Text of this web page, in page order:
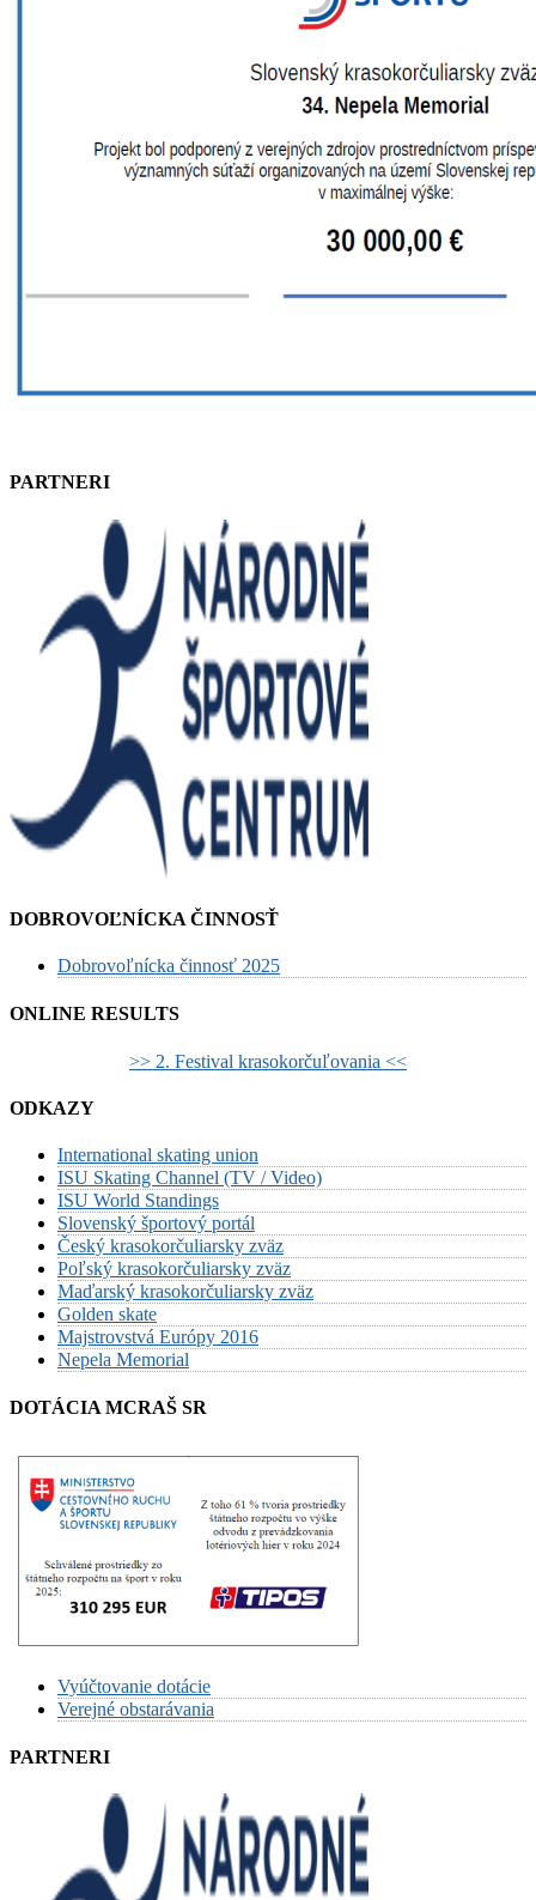
PARTNERI
DOBROVOĽNÍCKA ČINNOSŤ
Dobrovoľnícka činnosť 2025
ONLINE RESULTS
>> 2. Festival krasokorčuľovania <<
ODKAZY
International skating union
ISU Skating Channel (TV / Video)
ISU World Standings
Slovenský športový portál
Český krasokorčuliarsky zväz
Poľský krasokorčuliarsky zväz
Maďarský krasokorčuliarsky zväz
Golden skate
Majstrovstvá Európy 2016
Nepela Memorial
DOTÁCIA MCRAŠ SR
Vyúčtovanie dotácie
Verejné obstarávania
PARTNERI